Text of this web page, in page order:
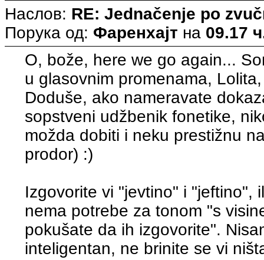
Наслов: RE: Jednačenje po
Порука од: Фаренхајт на 09.17
O, bože, here we go again...
u glasovnim promenama,
Doduše, ako nameravate
sopstveni udžbenik fonetike,
možda dobiti i neku prestižnu
prodor) :)
Izgovorite vi "jevtino" i "jeftino",
nema potrebe za tonom "s
pokušate da ih izgovorite".
inteligentan, ne brinite se vi